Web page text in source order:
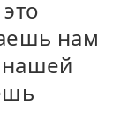
нам
нашей